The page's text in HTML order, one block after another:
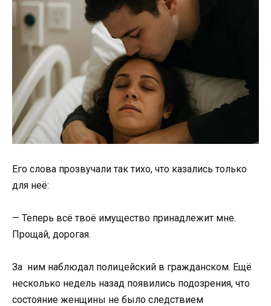
Его слова прозвучали так тихо, что казались только
для неё:
— Теперь всё твоё имущество принадлежит мне.
Прощай, дорогая.
За ним наблюдал полицейский в гражданском. Ещё
несколько недель назад появились подозрения, что
состояние женщины не было следствием